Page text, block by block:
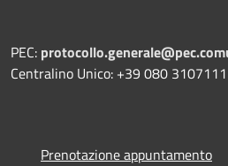
PEC:
Centralino Unico: +39 080 3107111
Prenotazione appuntamento